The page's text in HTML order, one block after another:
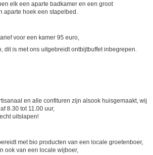
elk een aparte badkamer en een groot
aparte hoek een stapelbed.
voor een kamer 95 euro,
dit is met ons uitgebreidt ontbijtbuffet inbegrepen.
en alle confituren zijn alsook huisgemaakt, wij
8.30 tot 11.00 uur,
uitslapen!
met bio producten van een locale groetenboer,
ook van een locale wijboer,